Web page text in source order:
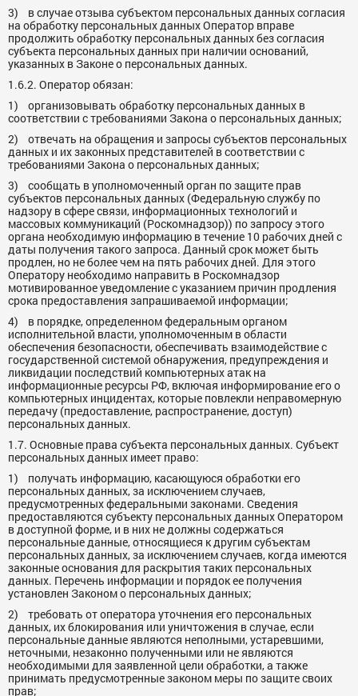
3) в случае отзыва субъектом персональных данных согласия
на обработку персональных данных Оператор вправе
продолжить обработку персональных данных без согласия
субъекта персональных данных при наличии оснований,
указанных в Законе о персональных данных.
1.6.2. Операторобязан:
1) организовывать обработку персональных данных в
соответствии с требованиями Закона о персональных данных;
2) отвечать на обращения и запросы субъектов персональных
данных и их законных представителей в соответствии с
требованиями Закона о персональных данных;
3) сообщать в уполномоченный орган по защите прав
субъектов персональных данных (Федеральную службу по
надзору в сфере связи, информационных технологий и
массовых коммуникаций (Роскомнадзор)) по запросу этого
органа необходимую информацию в течение 10 рабочих дней с
даты получения такого запроса. Данный срок может быть
продлен, но не более чем на пять рабочих дней. Для этого
Оператору необходимо направить в Роскомнадзор
мотивированное уведомление с указанием причин продления
срока предоставления запрашиваемой информации;
4) в порядке, определенном федеральным органом
исполнительной власти, уполномоченным в области
обеспечения безопасности, обеспечивать взаимодействие с
государственной системой обнаружения, предупреждения и
ликвидации последствий компьютерных атак на
информационные ресурсы РФ, включая информирование его о
компьютерных инцидентах, которые повлекли неправомерную
передачу (предоставление, распространение, доступ)
персональных данных.
1.7. Основные права субъекта персональных данных. Субъект
персональных данных имеет право:
1) получать информацию, касающуюся обработки его
персональных данных, за исключением случаев,
предусмотренных федеральными законами. Сведения
предоставляются субъекту персональных данных Оператором
в доступной форме, и в них не должны содержаться
персональные данные, относящиеся к другим субъектам
персональных данных, за исключением случаев, когда имеются
законные основания для раскрытия таких персональных
данных. Перечень информации и порядок ее получения
установлен Законом о персональных данных;
2) требовать от оператора уточнения его персональных
данных, их блокирования или уничтожения в случае, если
персональные данные являются неполными, устаревшими,
неточными, незаконно полученными или не являются
необходимыми для заявленной цели обработки, а также
принимать предусмотренные законом меры по защите своих
прав;